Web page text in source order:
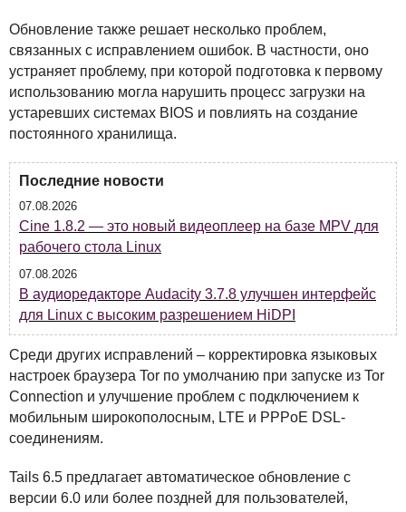
Обновление также решает несколько проблем,
связанных с исправлением ошибок. В частности, оно
устраняет проблему, при которой подготовка к первому
использованию могла нарушить процесс загрузки на
устаревших системах BIOS и повлиять на создание
постоянного хранилища.
Последние новости
07.08.2026
Cine 1.8.2 — это новый видеоплеер на базе MPV для
рабочего стола Linux
07.08.2026
В аудиоредакторе Audacity 3.7.8 улучшен интерфейс
для Linux с высоким разрешением HiDPI
Среди других исправлений – корректировка языковых
настроек браузера Tor по умолчанию при запуске из Tor
Connection и улучшение проблем с подключением к
мобильным широкополосным, LTE и PPPoE DSL-
соединениям.
Tails 6.5 предлагает автоматическое обновление с
версии 6.0 или более поздней для пользователей,